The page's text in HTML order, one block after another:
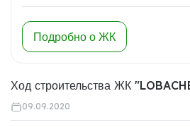
Подробно о ЖК
Ход строительства ЖК
09.09.2020